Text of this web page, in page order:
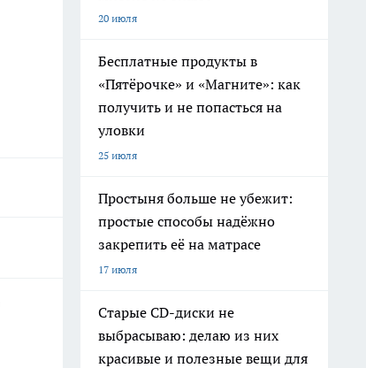
20 июля
Бесплатные продукты в
«Пятёрочке» и «Магните»: как
получить и не попасться на
уловки
25 июля
Простыня больше не убежит:
простые способы надёжно
закрепить её на матрасе
17 июля
Старые CD-диски не
выбрасываю: делаю из них
красивые и полезные вещи для